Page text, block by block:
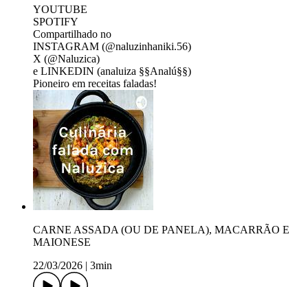
YOUTUBE
SPOTIFY
Compartilhado no
INSTAGRAM (@naluzinhaniki.56)
X (@Naluzica)
e LINKEDIN (analuiza §§Analú§§)
Pioneiro em receitas faladas!
CARNE ASSADA (OU DE PANELA), MACARRÃO E
MAIONESE
22/03/2026
3min